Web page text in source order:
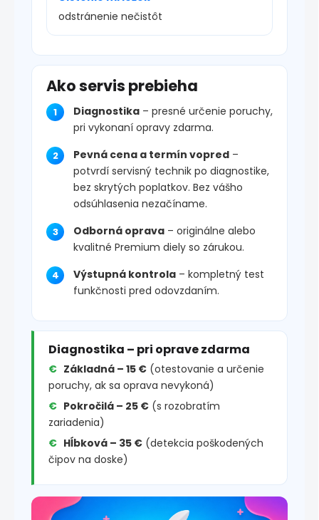
odstránenie nečistôt
Ako servis prebieha
Diagnostika – presné určenie poruchy,
pri vykonaní opravy zdarma.
Pevná cena a termín vopred –
potvrdí servisný technik po diagnostike,
bez skrytých poplatkov. Bez vášho
odsúhlasenia nezačíname.
Odborná oprava – originálne alebo
kvalitné Premium diely so zárukou.
Výstupná kontrola – kompletný test
funkčnosti pred odovzdaním.
Diagnostika – pri oprave zdarma
Základná – 15 € (otestovanie a určenie
poruchy, ak sa oprava nevykoná)
Pokročilá – 25 € (s rozobratím
zariadenia)
Hĺbková – 35 € (detekcia poškodených
čipov na doske)